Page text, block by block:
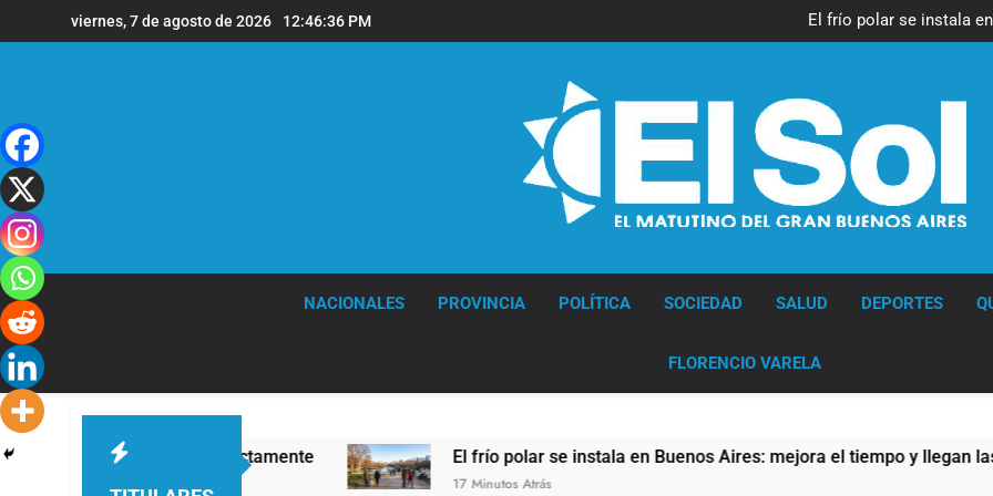
al
viernes, 7 de agosto de 2026 12:46:37 PM
El frío polar se instala
El Senado aprobó la ley
El Senado aprobó la ley
NACIONALES PROVINCIA POLÍTICA SOCIEDAD SALUD DEPORTES
FLORENCIO VARELA
para servirla correctamente El frío polar se instala en Buenos Aires: mejora el tiempo y llegan las
17 Minutos Atrás